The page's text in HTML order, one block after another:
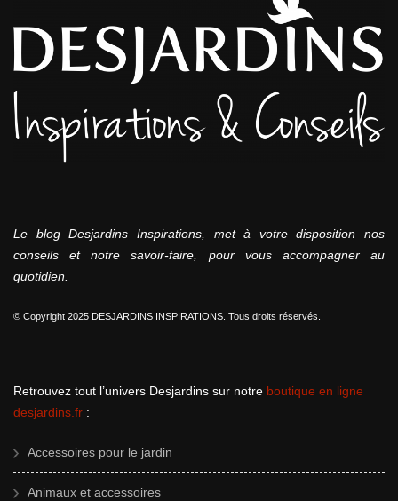
Le blog Desjardins Inspirations, met à votre disposition nos
conseils et notre savoir-faire, pour vous accompagner au
quotidien.
© Copyright 2025 DESJARDINS INSPIRATIONS. Tous droits réservés.
Retrouvez tout l’univers Desjardins sur notre boutique en ligne
desjardins.fr :
Accessoires pour le jardin
Animaux et accessoires